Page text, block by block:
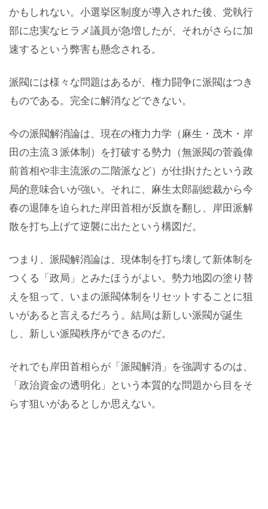
かもしれない。小選挙区制度が導入された後、党執行
部に忠実なヒラメ議員が急増したが、それがさらに加
速するという弊害も懸念される。
派閥には様々な問題はあるが、権力闘争に派閥はつき
ものである。完全に解消などできない。
今の派閥解消論は、現在の権力力学（麻生・茂木・岸
田の主流３派体制）を打破する勢力（無派閥の菅義偉
前首相や非主流派の二階派など）が仕掛けたという政
局的意味合いが強い。それに、麻生太郎副総裁から今
春の退陣を迫られた岸田首相が反旗を翻し、岸田派解
散を打ち上げて逆襲に出たという構図だ。
つまり、派閥解消論は、現体制を打ち壊して新体制を
つくる「政局」とみたほうがよい。勢力地図の塗り替
えを狙って、いまの派閥体制をリセットすることに狙
いがあると言えるだろう。結局は新しい派閥が誕生
し、新しい派閥秩序ができるのだ。
それでも岸田首相らが「派閥解消」を強調するのは、
「政治資金の透明化」という本質的な問題から目をそ
らす狙いがあるとしか思えない。